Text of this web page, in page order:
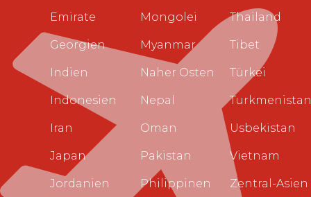
Emirate
Georgien
Indien
Indonesien
Iran
Japan
Jordanien
Mongolei
Myanmar
Naher Osten
Nepal
Oman
Pakistan
Philippinen
Thailand
Tibet
Türkei
Usbekistan
Vietnam
Zentral-Asien